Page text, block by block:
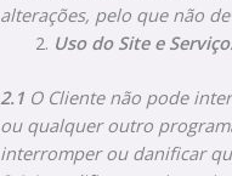
alterações, pelo que não
Uso do Site e
2.1 O Cliente não pode
ou qualquer outro
interromper ou danificar